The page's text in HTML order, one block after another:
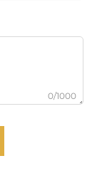
0/1000